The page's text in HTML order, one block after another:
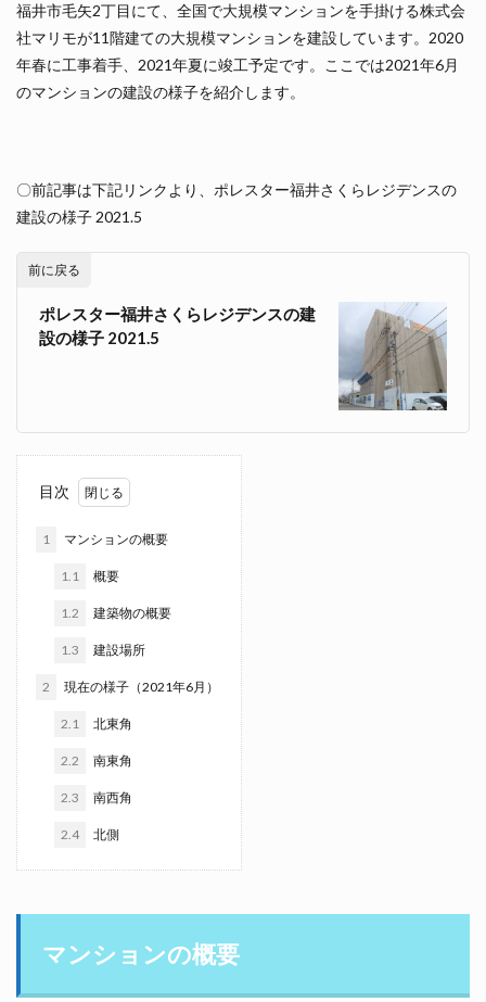
福井市毛矢2丁目にて、全国で大規模マンションを手掛ける株式会
社マリモが11階建ての大規模マンションを建設しています。2020
年春に工事着手、2021年夏に竣工予定です。ここでは2021年6月
のマンションの建設の様子を紹介します。
〇前記事は下記リンクより、ポレスター福井さくらレジデンスの
建設の様子 2021.5
前に戻る
ポレスター福井さくらレジデンスの建
設の様子 2021.5
目次
1 マンションの概要
1.1 概要
1.2 建築物の概要
1.3 建設場所
2 現在の様子（2021年6月）
2.1 北東角
2.2 南東角
2.3 南西角
2.4 北側
マンションの概要